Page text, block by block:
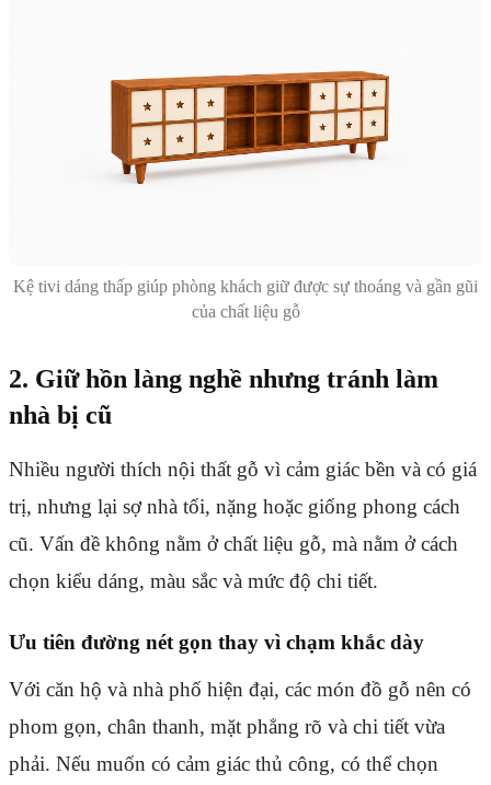
Kệ tivi dáng thấp giúp phòng khách giữ được sự thoáng và gần gũi
của chất liệu gỗ
2. Giữ hồn làng nghề nhưng tránh làm
nhà bị cũ
Nhiều người thích nội thất gỗ vì cảm giác bền và có giá
trị, nhưng lại sợ nhà tối, nặng hoặc giống phong cách
cũ. Vấn đề không nằm ở chất liệu gỗ, mà nằm ở cách
chọn kiểu dáng, màu sắc và mức độ chi tiết.
Ưu tiên đường nét gọn thay vì chạm khắc dày
Với căn hộ và nhà phố hiện đại, các món đồ gỗ nên có
phom gọn, chân thanh, mặt phẳng rõ và chi tiết vừa
phải. Nếu muốn có cảm giác thủ công, có thể chọn